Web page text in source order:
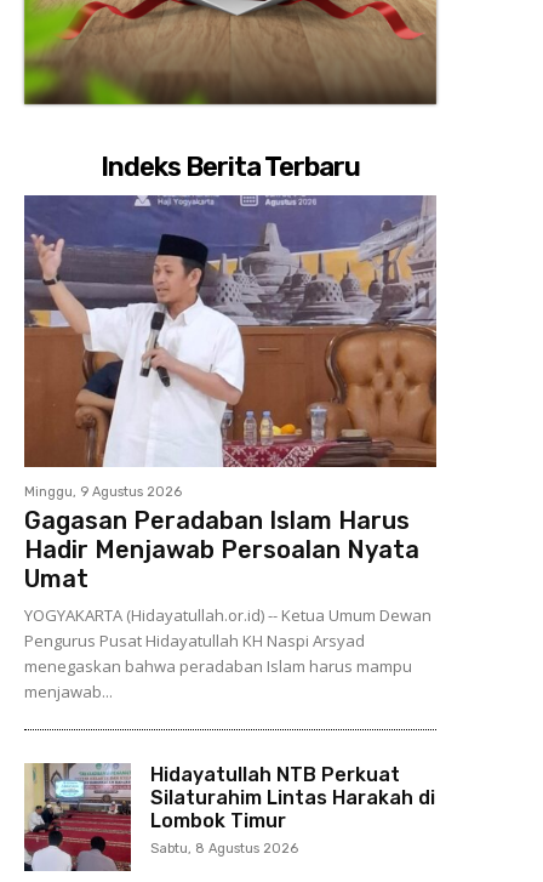
Indeks Berita Terbaru
Minggu, 9 Agustus 2026
Gagasan Peradaban Islam Harus
Hadir Menjawab Persoalan Nyata
Umat
YOGYAKARTA (Hidayatullah.or.id) -- Ketua Umum Dewan
Pengurus Pusat Hidayatullah KH Naspi Arsyad
menegaskan bahwa peradaban Islam harus mampu
menjawab...
Hidayatullah NTB Perkuat
Silaturahim Lintas Harakah di
Lombok Timur
Sabtu, 8 Agustus 2026